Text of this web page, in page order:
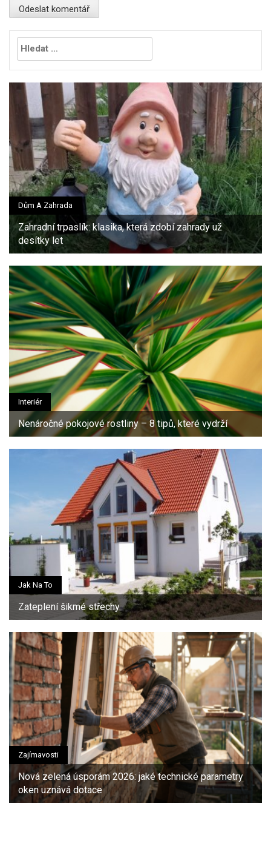
Vyhledávání
Dům A Zahrada
Zahradní trpaslík: klasika, která zdobí zahrady už
desítky let
Interiér
Nenáročné pokojové rostliny – 8 tipů, které vydrží
Jak Na To
Zateplení šikmé střechy
Zajímavosti
Nová zelená úsporám 2026: jaké technické parametry
oken uznává dotace